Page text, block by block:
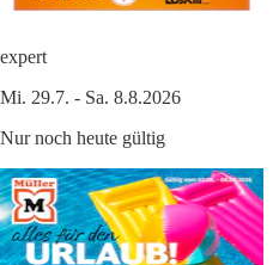
expert
Mi. 29.7. - Sa. 8.8.2026
Nur noch heute gültig